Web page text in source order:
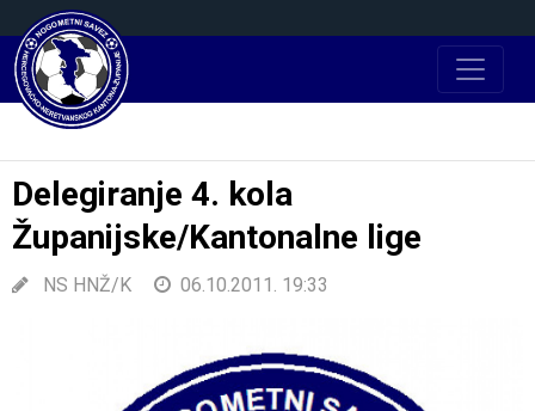
Delegiranje 4. kola
Županijske/Kantonalne lige
NS HNŽ/K 06.10.2011. 19:33